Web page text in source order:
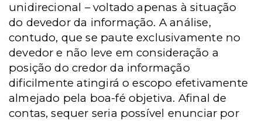
unidirecional – voltado apenas à situação
do devedor da informação. A análise,
contudo, que se paute exclusivamente no
devedor e não leve em consideração a
posição do credor da informação
dificilmente atingirá o escopo efetivamente
almejado pela boa-fé objetiva. Afinal de
contas, sequer seria possível enunciar por